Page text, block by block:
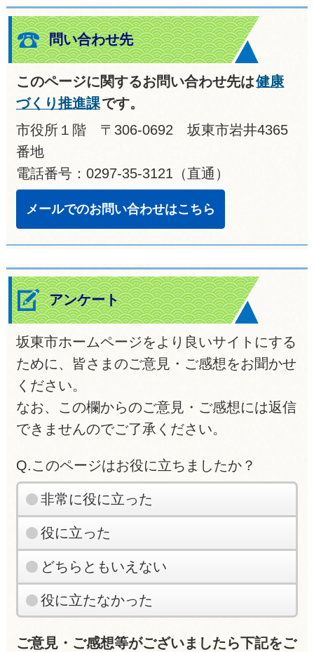
問い合わせ先
このページに関するお問い合わせ先は健康
づくり推進課です。
市役所１階 〒306-0692 坂東市岩井4365
番地
電話番号：0297-35-3121（直通）
メールでのお問い合わせはこちら
アンケート
坂東市ホームページをより良いサイトにする
ために、皆さまのご意見・ご感想をお聞かせ
ください。
なお、この欄からのご意見・ご感想には返信
できませんのでご了承ください。
Q.このページはお役に立ちましたか？
非常に役に立った
役に立った
どちらともいえない
役に立たなかった
ご意見・ご感想等がございましたら下記をご